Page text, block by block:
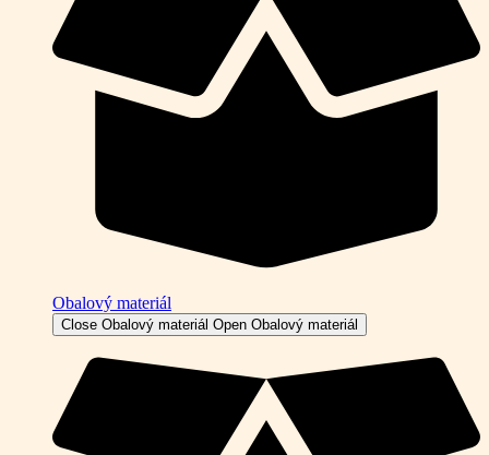
Obalový materiál
Close Obalový materiál Open Obalový materiál